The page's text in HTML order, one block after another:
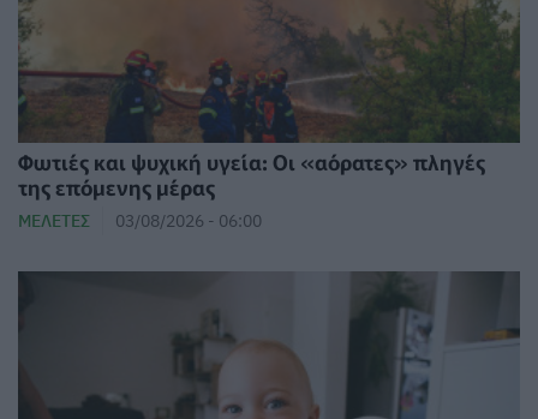
Φωτιές και ψυχική υγεία: Οι «αόρατες» πληγές
της επόμενης μέρας
ΜΕΛΈΤΕΣ 03/08/2026 - 06:00